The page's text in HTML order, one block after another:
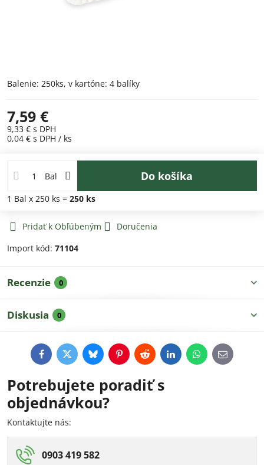
Balenie: 250ks, v kartóne: 4 balíky
7,59 €
9,33 € s DPH
0,04 € s DPH / ks
Bal Do košíka
1 Bal x 250 ks = 250 ks
Pridať k Obľúbeným
Doručenia
Import kód: 71104
Recenzie 0
Diskusia 0
FacebookTwitterBlueskyPinterestRedditLinkedInWhatsApp
E-
mail
Potrebujete poradiť s
objednávkou?
Kontaktujte nás:
0903 419 582